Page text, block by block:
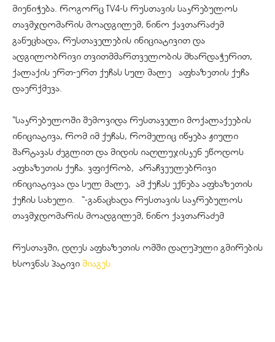
მიენიჭება. როგორც TV4-ს რუსთავის საკრებულოს
თავმჯდომარის მოადგილემ, ნინო ქავთარაძემ
განუცხადა, რუსთაველების ინიციატივით და
ადგილობრივი თვითმმართველობის მხარდაჭერით,
ქალაქის ერთ-ერთ ქუჩას სულ მალე აფხაზეთის ქუჩა
დაერქმევა.
“საკრებულოში შემოვიდა რუსთაველი მოქალაქეების
ინიციატივა, რომ იმ ქუჩას, რომელიც იწყება ჟიული
შარტავას ძეგლით და მიდის იაღლუჯისკენ ეწოდოს
აფხაზეთის ქუჩა. ვფიქრობ, არაჩვეულებრივი
ინიციატივაა და სულ მალე, ამ ქუჩას ექნება აფხაზეთის
ქუჩის სახელი. “-განაცხადა რუსთავის საკრებულოს
თავმჯდომარის მოადგილემ, ნინო ქავთარაძემ
რუსთავში, დღეს აფხაზეთის ომში დაღუპული გმირების
ხსოვნას პატივი მიაგეს.